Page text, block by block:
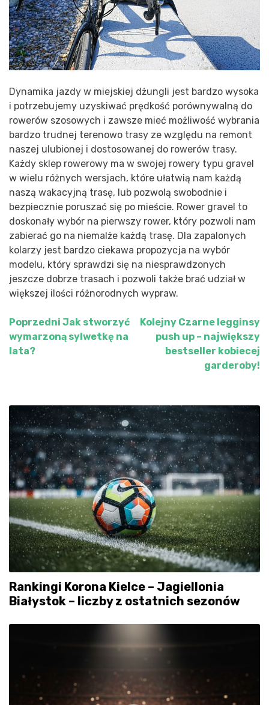
Dynamika jazdy w miejskiej dżungli jest bardzo wysoka
i potrzebujemy uzyskiwać prędkość porównywalną do
rowerów szosowych i zawsze mieć możliwość wybrania
bardzo trudnej terenowo trasy ze względu na remont
naszej ulubionej i dostosowanej do rowerów trasy.
Każdy sklep rowerowy ma w swojej rowery typu gravel
w wielu różnych wersjach, które ułatwią nam każdą
naszą wakacyjną trasę, lub pozwolą swobodnie i
bezpiecznie poruszać się po mieście. Rower gravel to
doskonały wybór na pierwszy rower, który pozwoli nam
zabierać go na niemalże każdą trasę. Dla zapalonych
kolarzy jest bardzo ciekawa propozycja na wybór
modelu, który sprawdzi się na niesprawdzonych
jeszcze dobrze trasach i pozwoli także brać udział w
większej ilości różnorodnych wypraw.
Nawigacja
wpisu
Poprzedni Jak stworzyć
wymarzoną sylwetkę na
lata?
Kolejny Czarne legginsy
push up – największy
bestseller kobiecej
garderoby!
Rankingi Korona Kielce – Jagiellonia
Białystok – liczby z ostatnich sezonów